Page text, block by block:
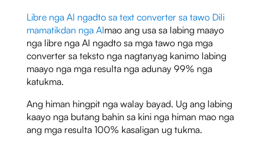
Libre nga AI ngadto sa text converter sa tawo Dili
mamatikdan nga AImao ang usa sa labing maayo
nga libre nga AI ngadto sa mga tawo nga mga
converter sa teksto nga nagtanyag kanimo labing
maayo nga mga resulta nga adunay 99% nga
katukma.
Ang himan hingpit nga walay bayad. Ug ang labing
kaayo nga butang bahin sa kini nga himan mao nga
ang mga resulta 100% kasaligan ug tukma.